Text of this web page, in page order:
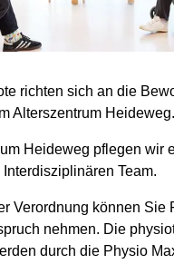
richten sich an die
Alterszentrum Heideweg.
Heideweg pflegen wir
Team.
Verordnung können Sie
nehmen. Die
durch die Physio